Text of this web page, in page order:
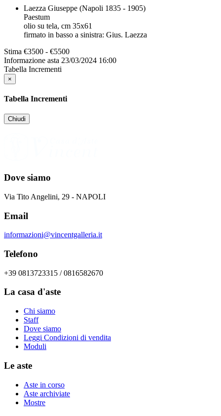
Laezza Giuseppe (Napoli 1835 - 1905)
Paestum
olio su tela, cm 35x61
firmato in basso a sinistra: Gius. Laezza
Stima €3500 - €5500
Informazione asta 23/03/2024 16:00
Tabella Incrementi
×
Tabella Incrementi
Chiudi
Dove siamo
Via Tito Angelini, 29 - NAPOLI
Email
informazioni@vincentgalleria.it
Telefono
+39 0813723315 / 0816582670
La casa d'aste
Chi siamo
Staff
Dove siamo
Leggi Condizioni di vendita
Moduli
Le aste
Aste in corso
Aste archiviate
Mostre